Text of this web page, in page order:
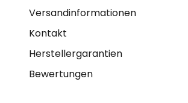
Versandinformationen
Kontakt
Herstellergarantien
Bewertungen